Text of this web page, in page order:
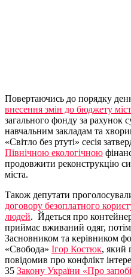
Повертаючись до порядку
внесення змін до бюджету
загального фонду за рахунок
навчальним закладам та
«Світло без ртуті» сесія
Північною екологічною
продовжити реконструкцію
міста.
Також депутати
договору безоплатного
людей. Йдеться про
приймає вживаний одяг,
Засновником та керівником
«Свобода» Ігор Костюк, який
повідомив про конфлікт
35 Закону України «Про